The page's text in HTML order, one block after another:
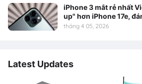
iPhone 3 mắt rẻ nhất
up" hơn iPhone 17e,
tháng 4 05, 2026
Latest Updates